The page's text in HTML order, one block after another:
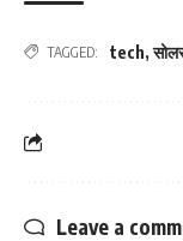
TAGGED: tech,
Leave a